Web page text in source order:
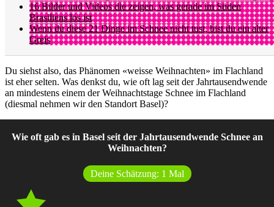
16 Bilder und Videos die zeigen, was gerade im Süden
Brasiliens los ist
Wenn du diese 21 Dinge im Schnee nicht tust, bist du ein alter
Greis
Du siehst also, das Phänomen «weisse Weihnachten» im Flachland
ist eher selten. Was denkst du, wie oft lag seit der Jahrtausendwende
an mindestens einem der Weihnachtstage Schnee im Flachland
(diesmal nehmen wir den Standort Basel)?
Wie oft gab es in Basel seit der Jahrtausendwende Schnee an
Weihnachten?
Deine Schätzung: 1 Mal